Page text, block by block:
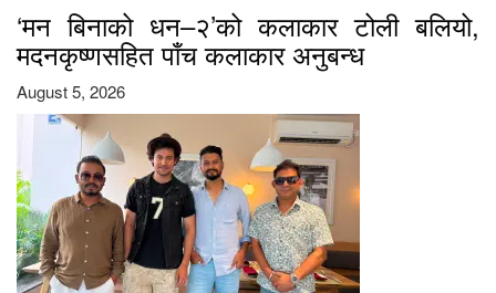
‘मन बिनाको धन–२’को कलाकार टोली बलियो,
मदनकृष्णसहित पाँच कलाकार अनुबन्ध
August 5, 2026